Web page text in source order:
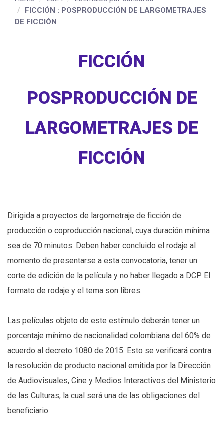
FICCIÓN : POSPRODUCCIÓN DE LARGOMETRAJES
DE FICCIÓN
FICCIÓN
POSPRODUCCIÓN DE
LARGOMETRAJES DE
FICCIÓN
Dirigida a proyectos de largometraje de ficción de
producción o coproducción nacional, cuya duración mínima
sea de 70 minutos. Deben haber concluido el rodaje al
momento de presentarse a esta convocatoria, tener un
corte de edición de la película y no haber llegado a DCP. El
formato de rodaje y el tema son libres.
Las películas objeto de este estímulo deberán tener un
porcentaje mínimo de nacionalidad colombiana del 60% de
acuerdo al decreto 1080 de 2015. Esto se verificará contra
la resolución de producto nacional emitida por la Dirección
de Audiovisuales, Cine y Medios Interactivos del Ministerio
de las Culturas, la cual será una de las obligaciones del
beneficiario.